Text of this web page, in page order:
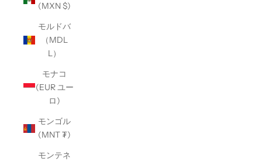
(MXN $)
モルドバ
（MDL
L）
モナコ
(EUR ユー
ロ)
モンゴル
(MNT ₮)
モンテネ